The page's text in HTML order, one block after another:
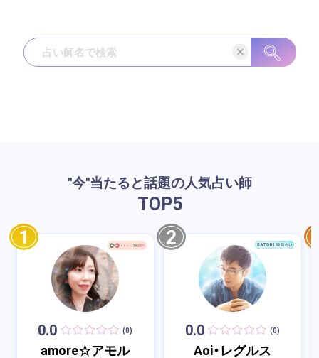
"今"当たると話題の人気占い師
TOP5
1
0.0 (0)
amore☆アモル
2
0.0 (0)
Aoi・レグルス